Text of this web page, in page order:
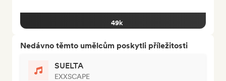
49k
Nedávno těmto umělcům poskytli příležitosti
SUELTA
EXXSCAPE